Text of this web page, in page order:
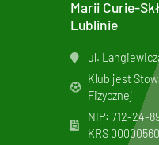
Marii Curie-
Lublinie
ul.
Klub jest
Fizycznej
NIP: 712-24-
KRS